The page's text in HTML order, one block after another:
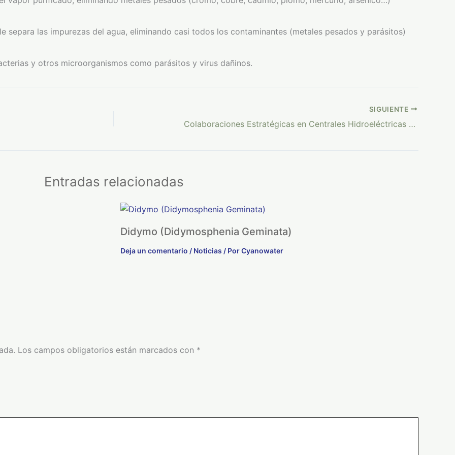
separa las impurezas del agua, eliminando casi todos los contaminantes (metales pesados y parásitos)
y otros microorganismos como parásitos y virus dañinos.
SIGUIENTE
Colaboraciones Estratégicas en Centrales Hidroeléctricas Proyectos de colaboración y estudios en desarrollo actuales
Entradas relacionadas
Didymo (Didymosphenia Geminata)
Deja un comentario / Noticias / PorCyanowater
Los campos obligatorios están marcados con *